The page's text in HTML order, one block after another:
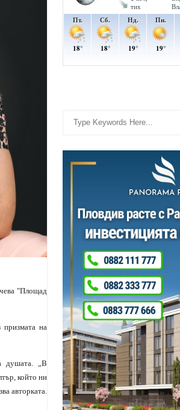
"Площад
призмата на
душата. „В
който ни
авторката.